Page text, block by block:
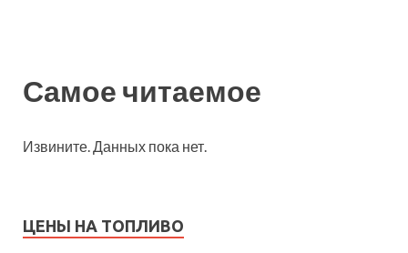
Самое читаемое
Извините. Данных пока нет.
ЦЕНЫ НА ТОПЛИВО